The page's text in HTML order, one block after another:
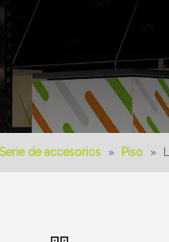
de accesorios » Piso »